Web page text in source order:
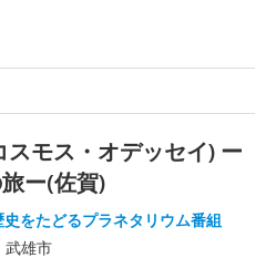
スモス・オデッセイ) ー
ー(佐賀)
をたどるプラネタリウム番組
武雄市